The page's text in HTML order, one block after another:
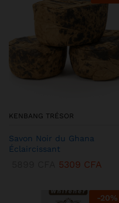
KENBANG TRÉSOR
Savon Noir du Ghana
Éclaircissant
5309 CFA
-20%